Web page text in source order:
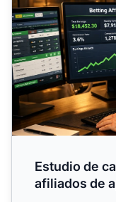
Estudio de
afiliados de